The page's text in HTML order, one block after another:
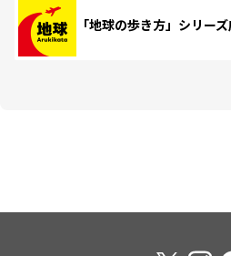
「地球の歩き方」シリー